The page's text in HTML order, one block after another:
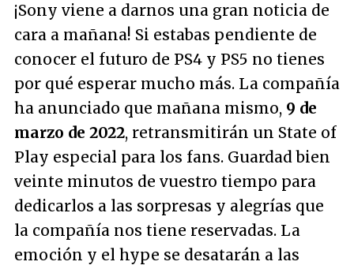
¡Sony viene a darnos una gran noticia de
cara a mañana! Si estabas pendiente de
conocer el futuro de PS4 y PS5 no tienes
por qué esperar mucho más. La compañía
ha anunciado que mañana mismo, 9 de
marzo de 2022, retransmitirán un State of
Play especial para los fans. Guardad bien
veinte minutos de vuestro tiempo para
dedicarlos a las sorpresas y alegrías que
la compañía nos tiene reservadas. La
emoción y el hype se desatarán a las